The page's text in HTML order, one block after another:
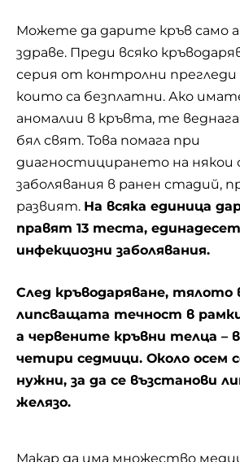
Можете да дарите кръв само
здраве. Преди всяко
серия от контролни
които са безплатни. Ако
аномалии в кръвта, те
бял свят. Това помага при
диагностицирането на някои
заболявания в ранен стадий,
развият. На всяка единица
правят 13 теста,
инфекциозни заболявания.
След кръводаряване, тялото
липсващата течност в
а червените кръвни телца –
четири седмици. Около осем
нужни, за да се възстанови
желязо.
Макар да има множество